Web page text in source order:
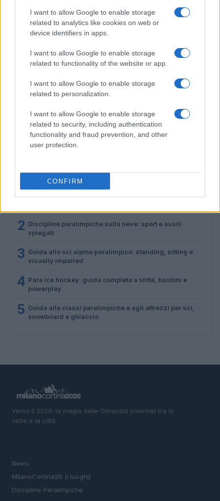
I want to allow Google to enable storage
related to analytics like cookies on web or
device identifiers in apps.
I want to allow Google to enable storage
related to functionality of the website or app.
I want to allow Google to enable storage
related to personalization.
I want to allow Google to enable storage
related to security, including authentication
functionality and fraud prevention, and other
user protection.
CONFIRM
Guida ai sport paralimpici invernali: discipline, classi e
attrezzature
Marco Tessari · 24 Lug 2026
PIÙ LETTI
1
Sci alpino paralimpico: come funzionano classi, guide
2 Discipline paralimpiche sulla neve: sport e ausili
spiegati
3 Guida allo sci alpino paralimpico: standing, sitting e
visually impaired
4 Para ice hockey: guida completa a slitte, bastoni e
powerplay
5 Guida alle classi paralimpiche e agli attrezzi per sci,
snowboard e ghiaccio
Verso il 2026: la magia delle Olimpiadi invernali tra le
vette e la città.
News
MIlanoCortina26 (i luoghi)
Discipline Paralimpiche